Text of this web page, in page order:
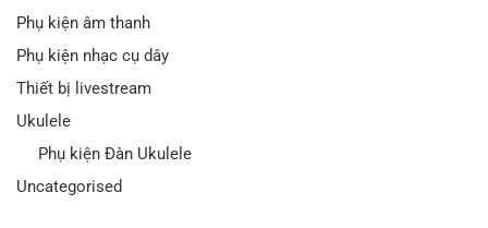
Phụ kiện âm thanh
Phụ kiện nhạc cụ dây
Thiết bị livestream
Ukulele
Phụ kiện Đàn Ukulele
Uncategorised